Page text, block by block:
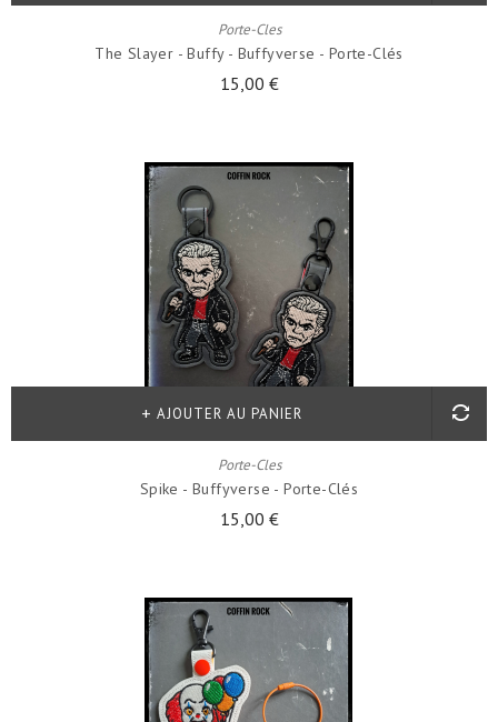
Porte-Cles
The Slayer - Buffy - Buffyverse - Porte-Clés
15,00 €
Porte-Cles
Spike - Buffyverse - Porte-Clés
15,00 €
AJOUTER AU PANIER